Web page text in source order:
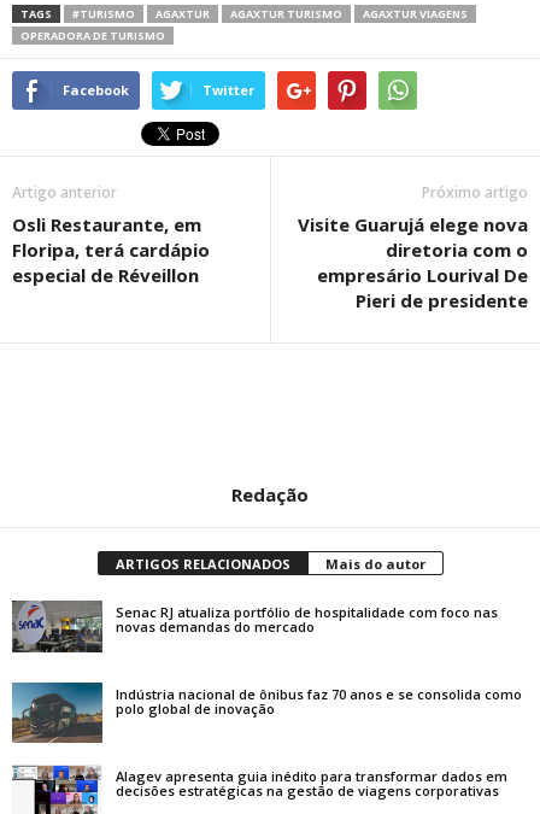
TAGS #TURISMO AGAXTUR AGAXTUR TURISMO
AGAXTUR VIAGENS
OPERADORA DE TURISMO
Facebook Twitter
Artigo anterior
Osli Restaurante, em
Floripa, terá cardápio
especial de Réveillon
Próximo artigo
Visite Guarujá elege nova
diretoria com o
empresário Lourival De
Pieri de presidente
Redação
ARTIGOS RELACIONADOS Mais do autor
Senac RJ atualiza portfólio de hospitalidade com foco nas
novas demandas do mercado
Indústria nacional de ônibus faz 70 anos e se consolida como
polo global de inovação
Alagev apresenta guia inédito para transformar dados em
decisões estratégicas na gestão de viagens corporativas